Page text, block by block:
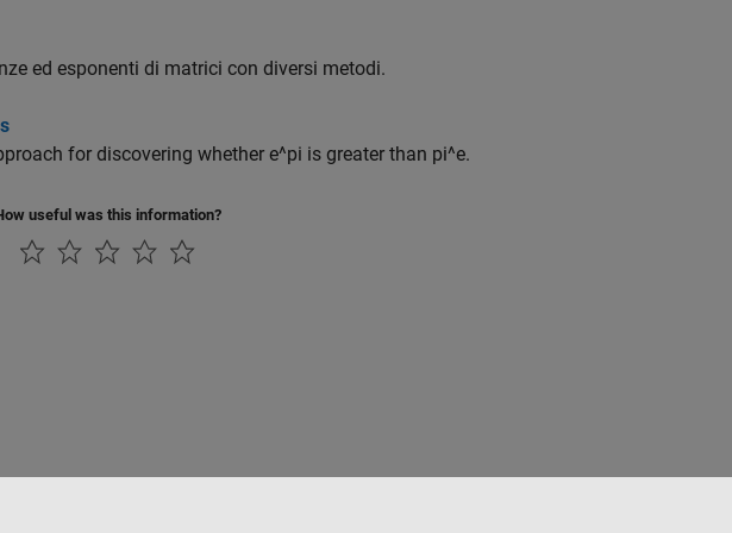
ed esponenti di matrici con diversi metodi.
for discovering whether e^pi is greater than pi^e.
useful was this information?